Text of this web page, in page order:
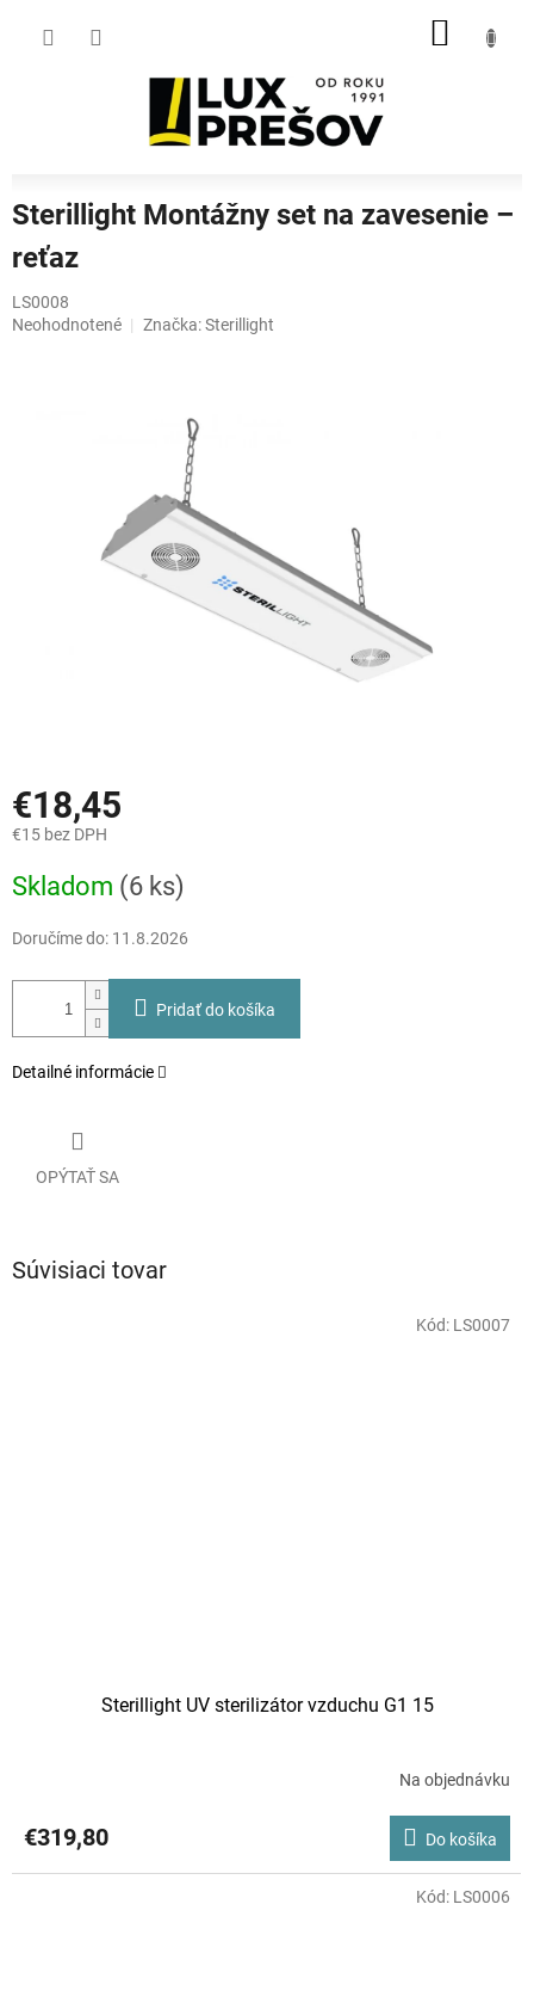
Sterillight Montážny set na zavesenie –
reťaz
LS0008
Priemerné
Neohodnotené Značka:Sterillight
€18,45
€15 bez DPH
cena:
Skladom (6 ks)
Doručíme do: 11.8.2026
Pridať do košíka
Detailné informácie
OPÝTAŤ SA
Súvisiaci tovar
Sterillight UV sterilizátor vzduchu G1 15
Na objednávku
€319,80 Do košíka
Kód: LS0007
Kód: LS0006